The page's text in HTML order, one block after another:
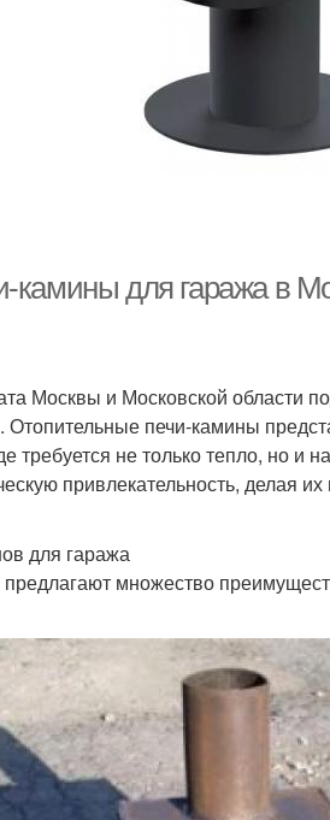
камины для гаража в
Москвы и Московской области
Отопительные печи-камины
требуется не только тепло, но и
привлекательность, делая
для гаража
множество